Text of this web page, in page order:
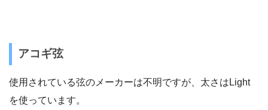
アコギ弦
使用されている弦のメーカーは不明ですが、太さはLight
を使っています。